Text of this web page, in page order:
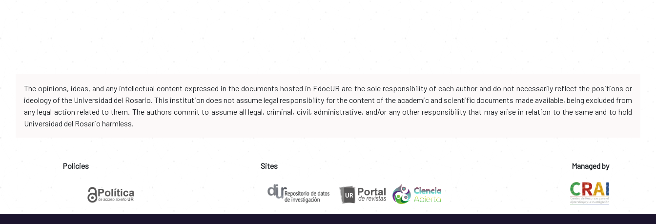
The opinions, ideas, and any intellectual content expressed in the documents hosted in EdocUR are the sole responsibility of each author and do not necessarily reflect the positions or
ideology of the Universidad del Rosario. This institution does not assume legal responsibility for the content of the academic and scientific documents made available, being excluded from
any legal action related to them. The authors commit to assume all legal, criminal, civil, administrative, and/or any other responsibility that may arise in relation to the same and to hold
Universidad del Rosario harmless.
Policies Sites Managed by